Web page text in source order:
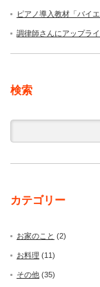
ピアノ導入教材「バ
調律師さんにアップラ
検索
カテゴリー
お家のこと (2)
お料理 (11)
その他 (35)